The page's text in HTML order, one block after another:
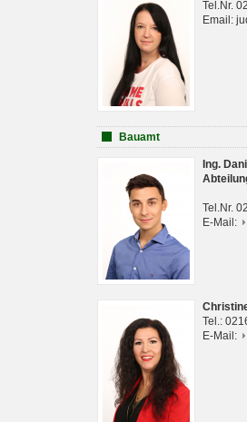
Tel.Nr.
Email:
Bauamt
Ing.
Tel.Nr.
E-Mail:
Tel.:
E-Mail: